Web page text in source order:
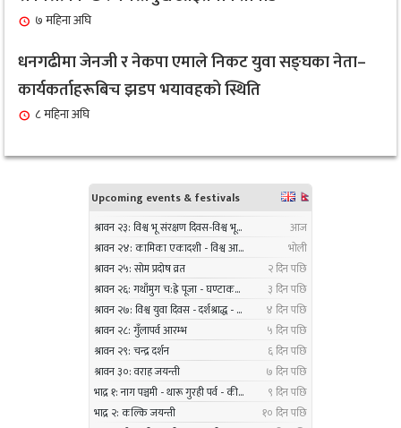
१ महिना अघि
९
सर्लाहीका बिमल साहलाई भारतको मुम्बईमा ‘हार्मोनियम
ट्युनिङ विशेषज्ञ’ पदकबाट सम्मानित
३ महिना अघि
१०
नगरप्रमुख तामाङको अध्यक्षतामा जलवायु उत्थानशील
कार्यढाँचा सम्बन्धी एकदिने क्षमता अभिवृद्धि कार्यक्रम
सम्पन्न
७ महिना अघि
धनगढीमा जेनजी र नेकपा एमाले निकट युवा सङ्घका नेता–
कार्यकर्ताहरूबिच झडप भयावहको स्थिति
८ महिना अघि